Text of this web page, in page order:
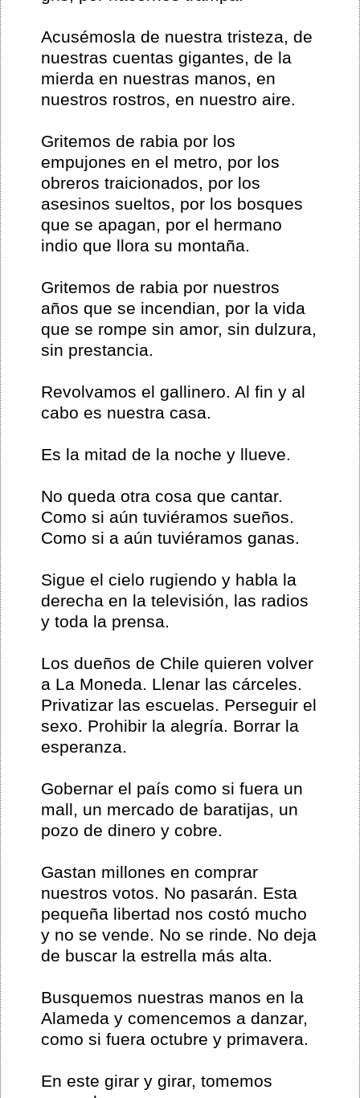
Acusémosla de nuestra tristeza, de
nuestras cuentas gigantes, de la
mierda en nuestras manos, en
nuestros rostros, en nuestro aire.
Gritemos de rabia por los
empujones en el metro, por los
obreros traicionados, por los
asesinos sueltos, por los bosques
que se apagan, por el hermano
indio que llora su montaña.
Gritemos de rabia por nuestros
años que se incendian, por la vida
que se rompe sin amor, sin dulzura,
sin prestancia.
Revolvamos el gallinero. Al fin y al
cabo es nuestra casa.
Es la mitad de la noche y llueve.
No queda otra cosa que cantar.
Como si aún tuviéramos sueños.
Como si a aún tuviéramos ganas.
Sigue el cielo rugiendo y habla la
derecha en la televisión, las radios
y toda la prensa.
Los dueños de Chile quieren volver
a La Moneda. Llenar las cárceles.
Privatizar las escuelas. Perseguir el
sexo. Prohibir la alegría. Borrar la
esperanza.
Gobernar el país como si fuera un
mall, un mercado de baratijas, un
pozo de dinero y cobre.
Gastan millones en comprar
nuestros votos. No pasarán. Esta
pequeña libertad nos costó mucho
y no se vende. No se rinde. No deja
de buscar la estrella más alta.
Busquemos nuestras manos en la
Alameda y comencemos a danzar,
como si fuera octubre y primavera.
En este girar y girar, tomemos